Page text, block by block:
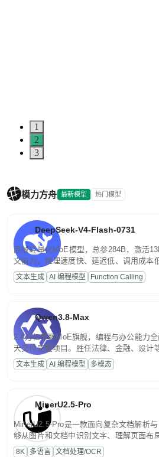
1
2
3
模力方舟 最新模型 热门模型
DeepSeek-V4-Flash-0731
高效轻量化MoE模型，总参284B，激活
文能力。推理速度快、延迟低、调用成本
高并发、轻量化任务，适合日常对话、内
文案处理等普惠刚需场景。
文本生成 AI 编程模型 Function Calling
Qwen3.8-Max
2.4万亿参数MoE旗舰，编程与办公能力
天交付完整项目。胜任法律、金融、设计
话端到端交付生产级成果。原生视觉理解
程，支持超长文档与长视频的深度语义解
文本生成 AI 编程模型 多模态
MinerU2.5-Pro
MinerU2.5-Pro是一款面向复杂文档解析
够从图片和文档中识别文字、理解页面布
为便于存储、检索和二次处理的结构化结果
8K 多语言 文档处理/OCR